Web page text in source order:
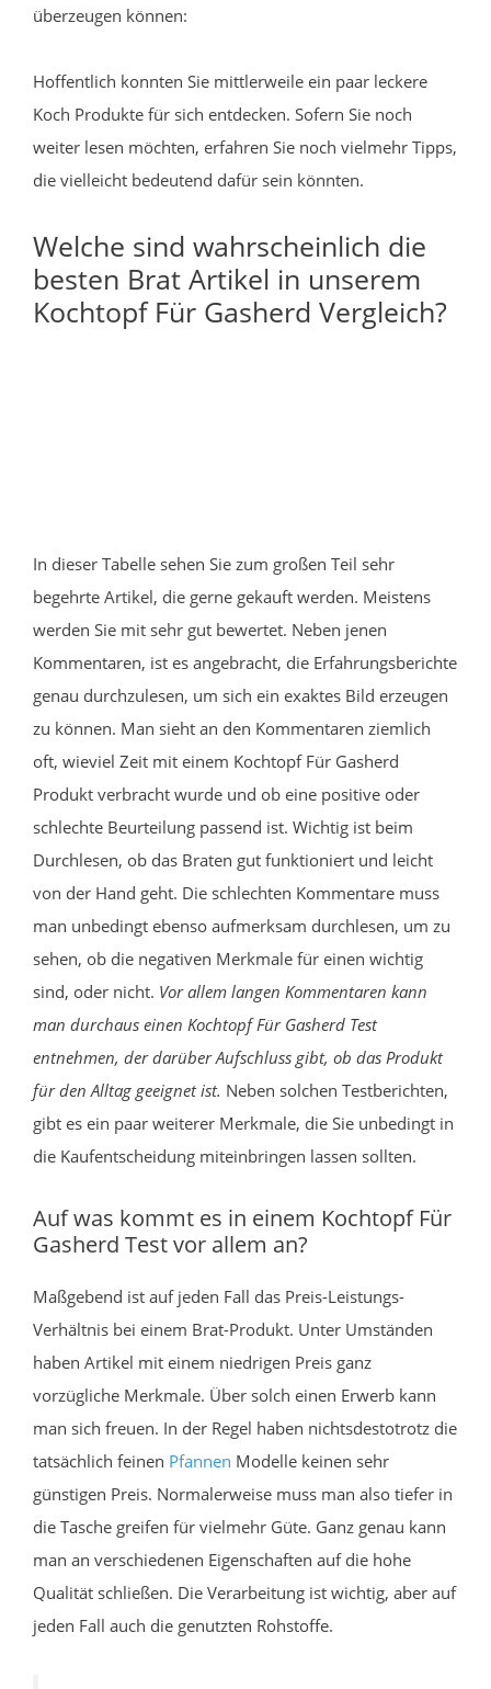
überzeugen können:
Hoffentlich konnten Sie mittlerweile ein paar leckere
Koch Produkte für sich entdecken. Sofern Sie noch
weiter lesen möchten, erfahren Sie noch vielmehr Tipps,
die vielleicht bedeutend dafür sein könnten.
Welche sind wahrscheinlich die
besten Brat Artikel in unserem
Kochtopf Für Gasherd Vergleich?
In dieser Tabelle sehen Sie zum großen Teil sehr
begehrte Artikel, die gerne gekauft werden. Meistens
werden Sie mit sehr gut bewertet. Neben jenen
Kommentaren, ist es angebracht, die Erfahrungsberichte
genau durchzulesen, um sich ein exaktes Bild erzeugen
zu können. Man sieht an den Kommentaren ziemlich
oft, wieviel Zeit mit einem Kochtopf Für Gasherd
Produkt verbracht wurde und ob eine positive oder
schlechte Beurteilung passend ist. Wichtig ist beim
Durchlesen, ob das Braten gut funktioniert und leicht
von der Hand geht. Die schlechten Kommentare muss
man unbedingt ebenso aufmerksam durchlesen, um zu
sehen, ob die negativen Merkmale für einen wichtig
sind, oder nicht. Vor allem langen Kommentaren kann
man durchaus einen Kochtopf Für Gasherd Test
entnehmen, der darüber Aufschluss gibt, ob das Produkt
für den Alltag geeignet ist. Neben solchen Testberichten,
gibt es ein paar weiterer Merkmale, die Sie unbedingt in
die Kaufentscheidung miteinbringen lassen sollten.
Auf was kommt es in einem Kochtopf Für
Gasherd Test vor allem an?
Maßgebend ist auf jeden Fall das Preis-Leistungs-
Verhältnis bei einem Brat-Produkt. Unter Umständen
haben Artikel mit einem niedrigen Preis ganz
vorzügliche Merkmale. Über solch einen Erwerb kann
man sich freuen. In der Regel haben nichtsdestotrotz die
tatsächlich feinen Pfannen Modelle keinen sehr
günstigen Preis. Normalerweise muss man also tiefer in
die Tasche greifen für vielmehr Güte. Ganz genau kann
man an verschiedenen Eigenschaften auf die hohe
Qualität schließen. Die Verarbeitung ist wichtig, aber auf
jeden Fall auch die genutzten Rohstoffe.